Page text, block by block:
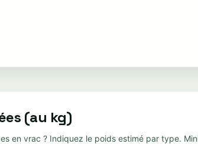
(au kg)
en vrac ? Indiquez le poids estimé par type.